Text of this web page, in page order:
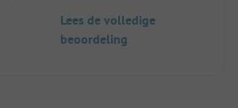
Lees de volledige
beoordeling